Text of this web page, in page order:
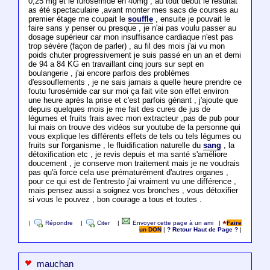
as été spectaculaire ,avant monter mes sacs de courses au
premier étage me coupait le souffle, ensuite je pouvait le
faire sans y penser ou presque , je n'ai pas voulu passer au
dosage supérieur car mon insuffisance cardiaque n'est pas
trop sévère (façon de parler) , au fil des mois j'ai vu mon
poids chuter progressivement je suis passé en un an et demi
de 94 a 84 KG en travaillant cinq jours sur sept en
boulangerie , j'ai encore parfois des problèmes
d'essouflements , je ne sais jamais a quelle heure prendre ce
foutu furosémide car sur moi ça fait vite son effet environ
une heure après la prise et c'est parfois génant , j'ajoute que
depuis quelques mois je me fait des cures de jus de
légumes et fruits frais avec mon extracteur ,pas de pub pour
lui mais on trouve des vidéos sur youtube de la personne qui
vous explique les différents effets de tels ou tels légumes ou
fruits sur l'organisme , le fluidification naturelle du sang , la
détoxification etc , je revis depuis et ma santé s'améliore
doucement , je conserve mon traitement mais je ne voudrais
pas qu'à force cela use prématurément d'autres organes ,
pour ce qui est de l'entresto j'ai vraiment vu une différence ,
mais pensez aussi a soignez vos bronches , vous détoxifier
si vous le pouvez , bon courage a tous et toutes .
Répondre Citer Envoyer cette page à un ami |
Faire
un DON
|? Retour Haut de Page ?
mauchan